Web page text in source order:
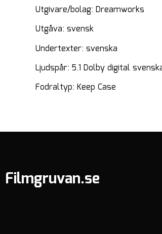
Utgivare/bolag: Dreamworks
Utgåva: svensk
Undertexter: svenska
Ljudspår: 5.1 Dolby digital
Fodraltyp: Keep Case
Filmgruvan.se